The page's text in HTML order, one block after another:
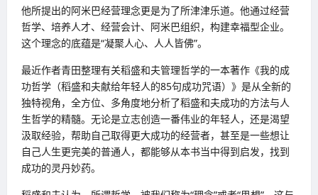
他所提出的阿米巴经营理念更是为了所津津乐道。他通过经营
哲学、培养人才、经营会计、阿米巴组织，构建幸福型企业。
这个理念的底蕴是“凝聚人心、人人皆佛”。
最近作者青田整理有关稻盛和夫管理哲学的一本著作《我的成
功哲学（稻盛和夫献给年轻人的85句成功咒语）》是从全新的
独特视角，全方位、多角度地分析了稻盛和夫成功的方法与人
生哲学的精髓。无论是立志创造一番伟业的年轻人，还是渴望
汲取经验，帮助自己取得更大成功的经营者，甚至是一些想让
自己人生更完美的普通人，都能够从本书当中得到启发，找到
成功的灵丹妙药。